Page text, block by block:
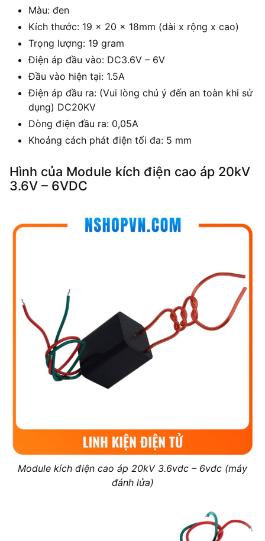
Màu: đen
Kích thước: 19 × 20 × 18mm (dài x rộng x cao)
Trọng lượng: 19 gram
Điện áp đầu vào: DC3.6V – 6V
Đầu vào hiện tại: 1.5A
Điện áp đầu ra: (Vui lòng chú ý đến an toàn khi sử
dụng) DC20KV
Dòng điện đầu ra: 0,05A
Khoảng cách phát điện tối đa: 5 mm
Hình của Module kích điện cao áp 20kV
3.6V – 6VDC
Module kích điện cao áp 20kV 3.6vdc – 6vdc (máy
đánh lửa)